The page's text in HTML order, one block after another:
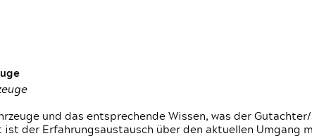
und das entsprechende Wissen, was der
der Erfahrungsaustausch über den aktuellen Umgang